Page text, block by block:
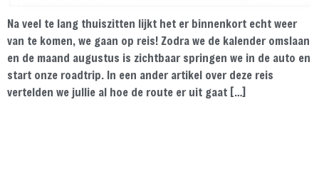
Na veel te lang thuiszitten lijkt het er binnenkort echt weer
van te komen, we gaan op reis! Zodra we de kalender omslaan
en de maand augustus is zichtbaar springen we in de auto en
start onze roadtrip. In een ander artikel over deze reis
vertelden we jullie al hoe de route er uit gaat […]